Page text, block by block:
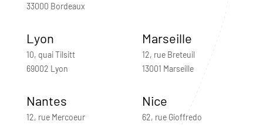
33000 Bordeaux
Lyon
10, quai Tilsitt
69002 Lyon
Marseille
12, rue Breteuil
13001 Marseille
Nantes
12, rue Mercoeur
Nice
62, rue Gioffredo